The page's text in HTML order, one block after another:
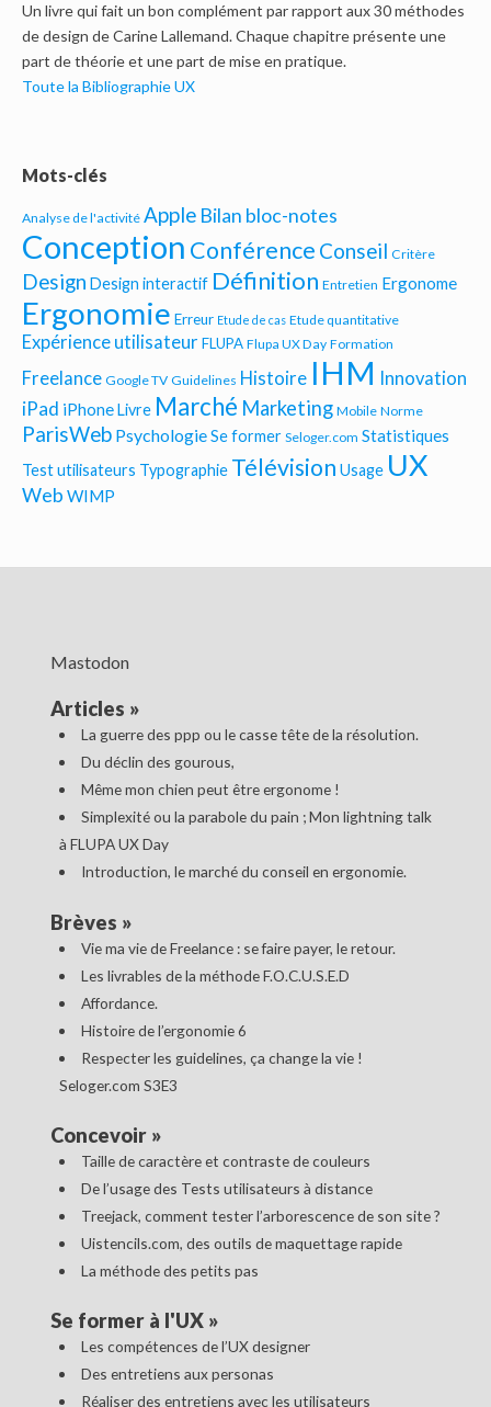
Un livre qui fait un bon complément par rapport aux 30 méthodes
de design de Carine Lallemand. Chaque chapitre présente une
part de théorie et une part de mise en pratique.
Toute la Bibliographie UX
Mots-clés
Analyse de l'activité Apple Bilan bloc-notes
Conception Conférence Conseil Critère
Design Design interactif Définition Entretien Ergonome
Ergonomie Erreur Etude de cas Etude quantitative
Expérience utilisateur FLUPA Flupa UX Day Formation
Freelance Google TV Guidelines Histoire IHM Innovation
iPad iPhoneLivre Marché Marketing Mobile Norme
ParisWeb PsychologieSe former Seloger.com Statistiques
Test utilisateurs Typographie Télévision Usage UX
Web WIMP
Mastodon
Articles »
La guerre des ppp ou le casse tête de la résolution.
Du déclin des gourous,
Même mon chien peut être ergonome !
Simplexité ou la parabole du pain ; Mon lightning talk
à FLUPA UX Day
Introduction, le marché du conseil en ergonomie.
Brèves »
Vie ma vie de Freelance : se faire payer, le retour.
Les livrables de la méthode F.O.C.U.S.E.D
Affordance.
Histoire de l’ergonomie 6
Respecter les guidelines, ça change la vie !
Seloger.com S3E3
Concevoir»
Taille de caractère et contraste de couleurs
De l’usage des Tests utilisateurs à distance
Treejack, comment tester l’arborescence de son site ?
Uistencils.com, des outils de maquettage rapide
La méthode des petits pas
Se former à l'UX»
Les compétences de l’UX designer
Des entretiens aux personas
Réaliser des entretiens avec les utilisateurs